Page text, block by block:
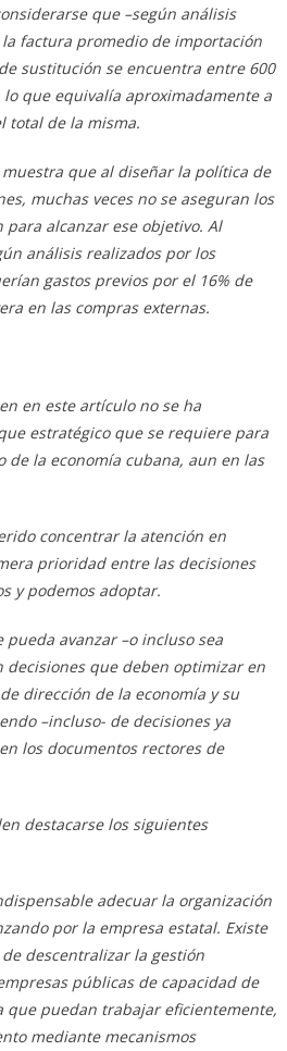
que –según análisis
factura promedio de importación
sustitución se encuentra entre 600
que equivalía aproximadamente a
total de la misma.
que al diseñar la política de
muchas veces no se aseguran los
alcanzar ese objetivo. Al
análisis realizados por los
gastos previos por el 16% de
en las compras externas.
en este artículo no se ha
estratégico que se requiere para
de la economía cubana, aun en las
concentrar la atención en
prioridad entre las decisiones
y podemos adoptar.
pueda avanzar –o incluso sea
decisiones que deben optimizar en
dirección de la economía y su
–incluso- de decisiones ya
los documentos rectores de
destacarse los siguientes
adecuar la organización
por la empresa estatal. Existe
descentralizar la gestión
públicas de capacidad de
que puedan trabajar eficientemente,
mediante mecanismos